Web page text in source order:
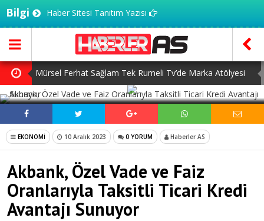
Bilgi Haber Sitesi Tanıtım Yazısı
Mürsel Ferhat Sağlam Tek Rumeli Tv’de Marka Atölyesi
Programına Konuk Oldu
Dijitalleşme Ebelik Hizmetlerini Dönüştürüyor
İnsanlar Saç Ekimi İçin Neden Türkiye’ye Geliyor?
Başlangıç Seviyesi Dolma Kalem Gerçekten Fark Yaratır
mı?
7 Ağustos Haftasında Vizyona Girecek Filmler
SOSYAL MEDYADA PAYLAŞ
EKONOMİ 10 Aralık 2023 0 YORUM Haberler AS
Akbank, Özel Vade ve Faiz
Oranlarıyla Taksitli Ticari Kredi
Avantajı Sunuyor